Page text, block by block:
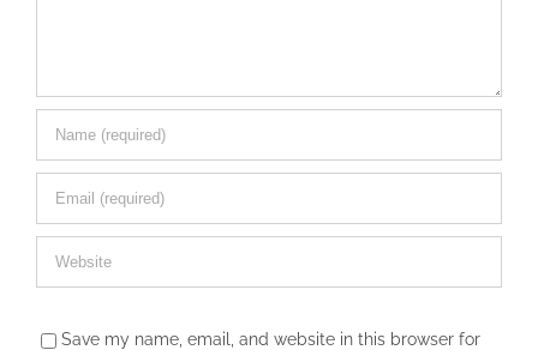
Save my name, email, and website in this browser for